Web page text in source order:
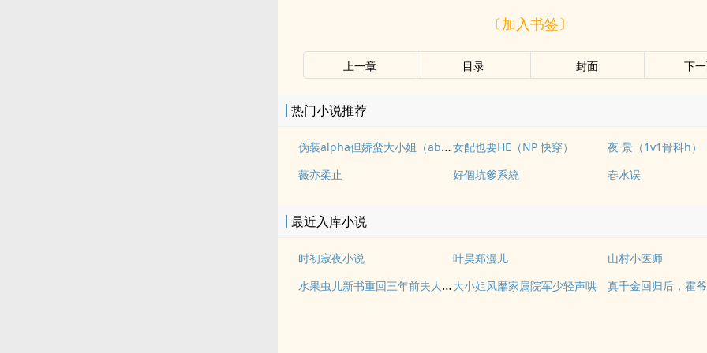
〔加入书签〕
上一章 目录 封面 下
热门小说推荐
伪装alpha但娇蛮大小姐（abo NPH）女配也要HE（NP 快穿）
夜 景（1v1骨科h）
薇亦柔止
好個坑爹系統 春水误
最近入库小说
时初寂夜小说 叶昊郑漫儿 山村小医师
水果虫儿新书重回三年前夫人她治好了恋爱脑大小姐风靡家属院军少轻声哄 真千金回归后，霍